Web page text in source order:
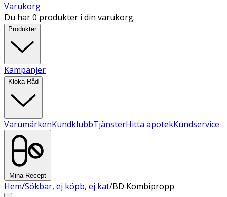
Varukorg
Du har 0 produkter i din varukorg.
Produkter
Kampanjer
Kloka Råd
VarumärkenKundklubbTjänsterHitta apotekKundservice
Mina Recept
Hem/Sökbar, ej köpb, ej kat/BD Kombipropp